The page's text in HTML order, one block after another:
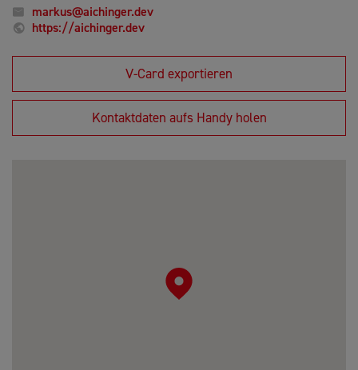
markus@aichinger.dev
https://aichinger.dev
V-Card exportieren
Kontaktdaten aufs Handy holen